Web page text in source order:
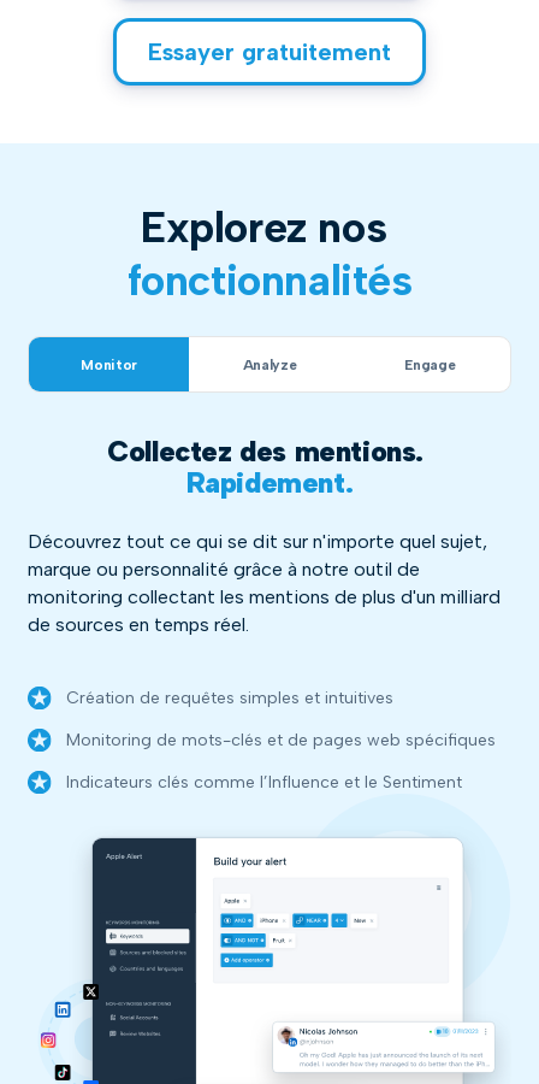
Essayer gratuitement
Explorez nos
fonctionnalités
Monitor Analyze Engage
Collectez des mentions.
Rapidement.
Découvrez tout ce qui se dit sur n'importe quel sujet,
marque ou personnalité grâce à notre outil de
monitoring collectant les mentions de plus d'un milliard
de sources en temps réel.
Création de requêtes simples et intuitives
Monitoring de mots-clés et de pages web spécifiques
Indicateurs clés comme l’Influence et le Sentiment